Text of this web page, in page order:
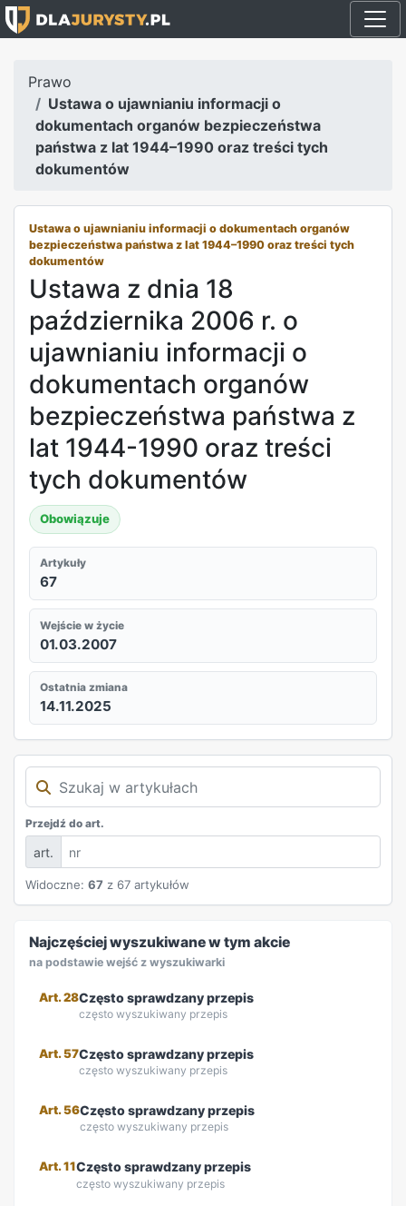
Prawo
Ustawa o ujawnianiu informacji o
dokumentach organów bezpieczeństwa
państwa z lat 1944–1990 oraz treści tych
dokumentów
Ustawa o ujawnianiu informacji o dokumentach organów
bezpieczeństwa państwa z lat 1944–1990 oraz treści tych
dokumentów
Ustawa z dnia 18
października 2006 r. o
ujawnianiu informacji o
dokumentach organów
bezpieczeństwa państwa z
lat 1944-1990 oraz treści
tych dokumentów
Obowiązuje
Artykuły
67
Wejście w życie
01.03.2007
Ostatnia zmiana
14.11.2025
Przejdź do art.
art.
Widoczne: 67 z 67 artykułów
Najczęściej wyszukiwane w tym akcie
na podstawie wejść z wyszukiwarki
Art. 28Często sprawdzany przepis
często wyszukiwany przepis
Art. 57Często sprawdzany przepis
często wyszukiwany przepis
Art. 56Często sprawdzany przepis
często wyszukiwany przepis
Art. 11Często sprawdzany przepis
często wyszukiwany przepis